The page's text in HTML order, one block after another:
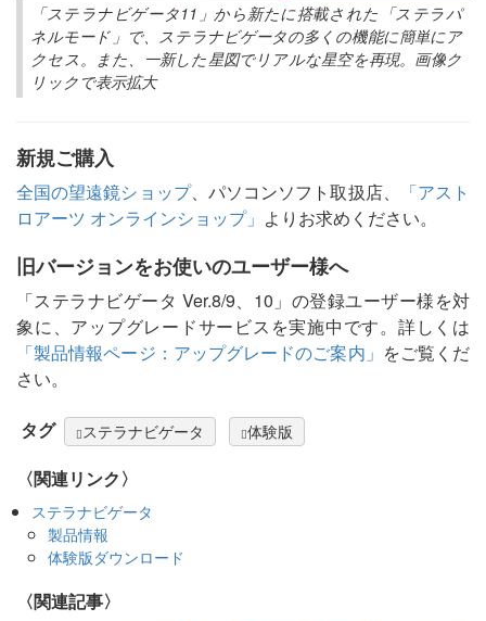
「ステラナビゲータ11」から新たに搭載された「ステラパ
ネルモード」で、ステラナビゲータの多くの機能に簡単にア
クセス。また、一新した星図でリアルな星空を再現。画像ク
リックで表示拡大
新規ご購入
全国の望遠鏡ショップ、パソコンソフト取扱店、
「アスト
ロアーツ オンラインショップ」 よりお求めください。
旧バージョンをお使いのユーザー様へ
「ステラナビゲータ Ver.8/9、10」の登録ユーザー様を対
象に、アップグレードサービスを実施中です。詳しくは
「製品情報ページ：アップグレードのご案内」 をご覧くだ
さい。
タグ ステラナビゲータ 体験版
〈関連リンク〉
ステラナビゲータ
製品情報
体験版ダウンロード
関連記事